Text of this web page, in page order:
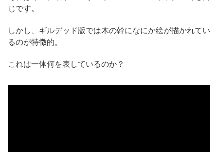
じです。
しかし、ギルデッド版では木の幹になにか絵が描かれてい
るのが特徴的。
これは一体何を表しているのか？